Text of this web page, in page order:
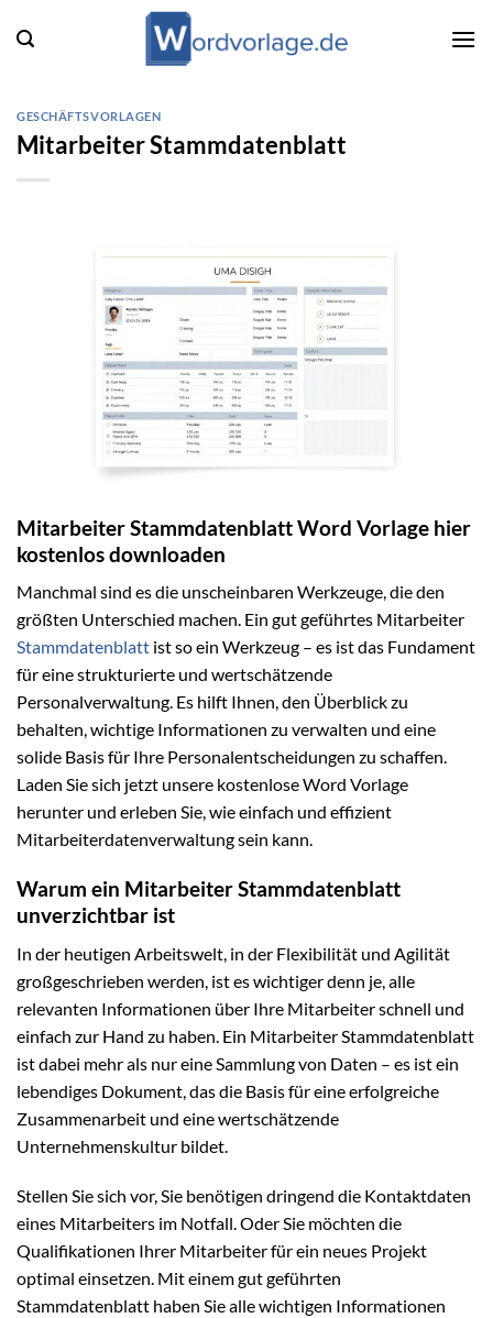
Inhalt
GESCHÄFTSVORLAGEN
Mitarbeiter Stammdatenblatt
Mitarbeiter Stammdatenblatt Word Vorlage hier
kostenlos downloaden
Manchmal sind es die unscheinbaren Werkzeuge, die den
größten Unterschied machen. Ein gut geführtes Mitarbeiter
Stammdatenblatt ist so ein Werkzeug – es ist das Fundament
für eine strukturierte und wertschätzende
Personalverwaltung. Es hilft Ihnen, den Überblick zu
behalten, wichtige Informationen zu verwalten und eine
solide Basis für Ihre Personalentscheidungen zu schaffen.
Laden Sie sich jetzt unsere kostenlose Word Vorlage
herunter und erleben Sie, wie einfach und effizient
Mitarbeiterdatenverwaltung sein kann.
Warum ein Mitarbeiter Stammdatenblatt
unverzichtbar ist
In der heutigen Arbeitswelt, in der Flexibilität und Agilität
großgeschrieben werden, ist es wichtiger denn je, alle
relevanten Informationen über Ihre Mitarbeiter schnell und
einfach zur Hand zu haben. Ein Mitarbeiter Stammdatenblatt
ist dabei mehr als nur eine Sammlung von Daten – es ist ein
lebendiges Dokument, das die Basis für eine erfolgreiche
Zusammenarbeit und eine wertschätzende
Unternehmenskultur bildet.
Stellen Sie sich vor, Sie benötigen dringend die Kontaktdaten
eines Mitarbeiters im Notfall. Oder Sie möchten die
Qualifikationen Ihrer Mitarbeiter für ein neues Projekt
optimal einsetzen. Mit einem gut geführten
Stammdatenblatt haben Sie alle wichtigen Informationen